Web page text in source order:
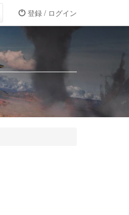
登録 / ログイン